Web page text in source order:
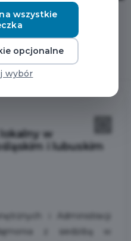
dolnośląskim i lubuskim
w
i lubuskim
i Administracji
z siedzibą w
wszystkie
opcjonalne
wybór